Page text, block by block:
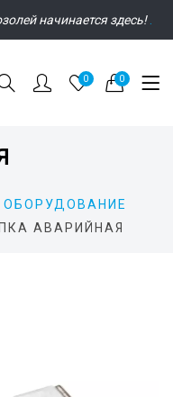
начинается здесь!
0 0
ОБОРУДОВАНИЕ
АВАРИЙНАЯ